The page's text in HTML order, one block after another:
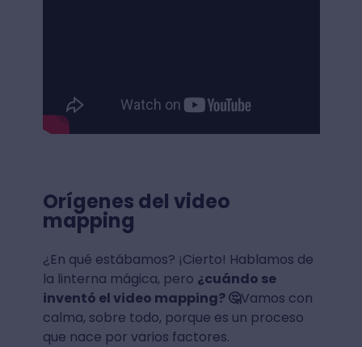
Orígenes del video
mapping
¿En qué estábamos? ¡Cierto! Hablamos de
la linterna mágica, pero ¿cuándo se
inventó el video mapping? 🤔Vamos con
calma, sobre todo, porque es un proceso
que nace por varios factores.